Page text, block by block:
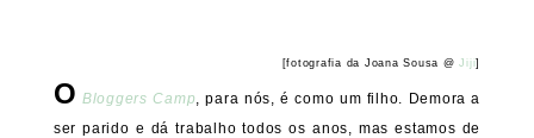
[fotografia da Joana Sousa @Jiji]
O Bloggers Camp, para nós, é como um filho. Demora a
ser parido e dá trabalho todos os anos, mas estamos de